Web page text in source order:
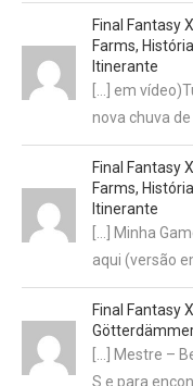
Final Fantasy
Farms,
Itinerante
[…] em
nova chuva
Final Fantasy
Farms,
Itinerante
[…] Minha
aqui (versão
Final Fantasy
[…] Mestre –
S e para